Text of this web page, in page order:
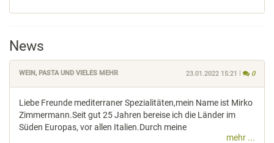
News
WEIN, PASTA UND VIELES MEHR 23.01.2022 15:21 0
Liebe Freunde mediterraner Spezialitäten,mein Name ist Mirko
Zimmermann.Seit gut 25 Jahren bereise ich die Länder im
Süden Europas, vor allen Italien.Durch meine
mehr ...